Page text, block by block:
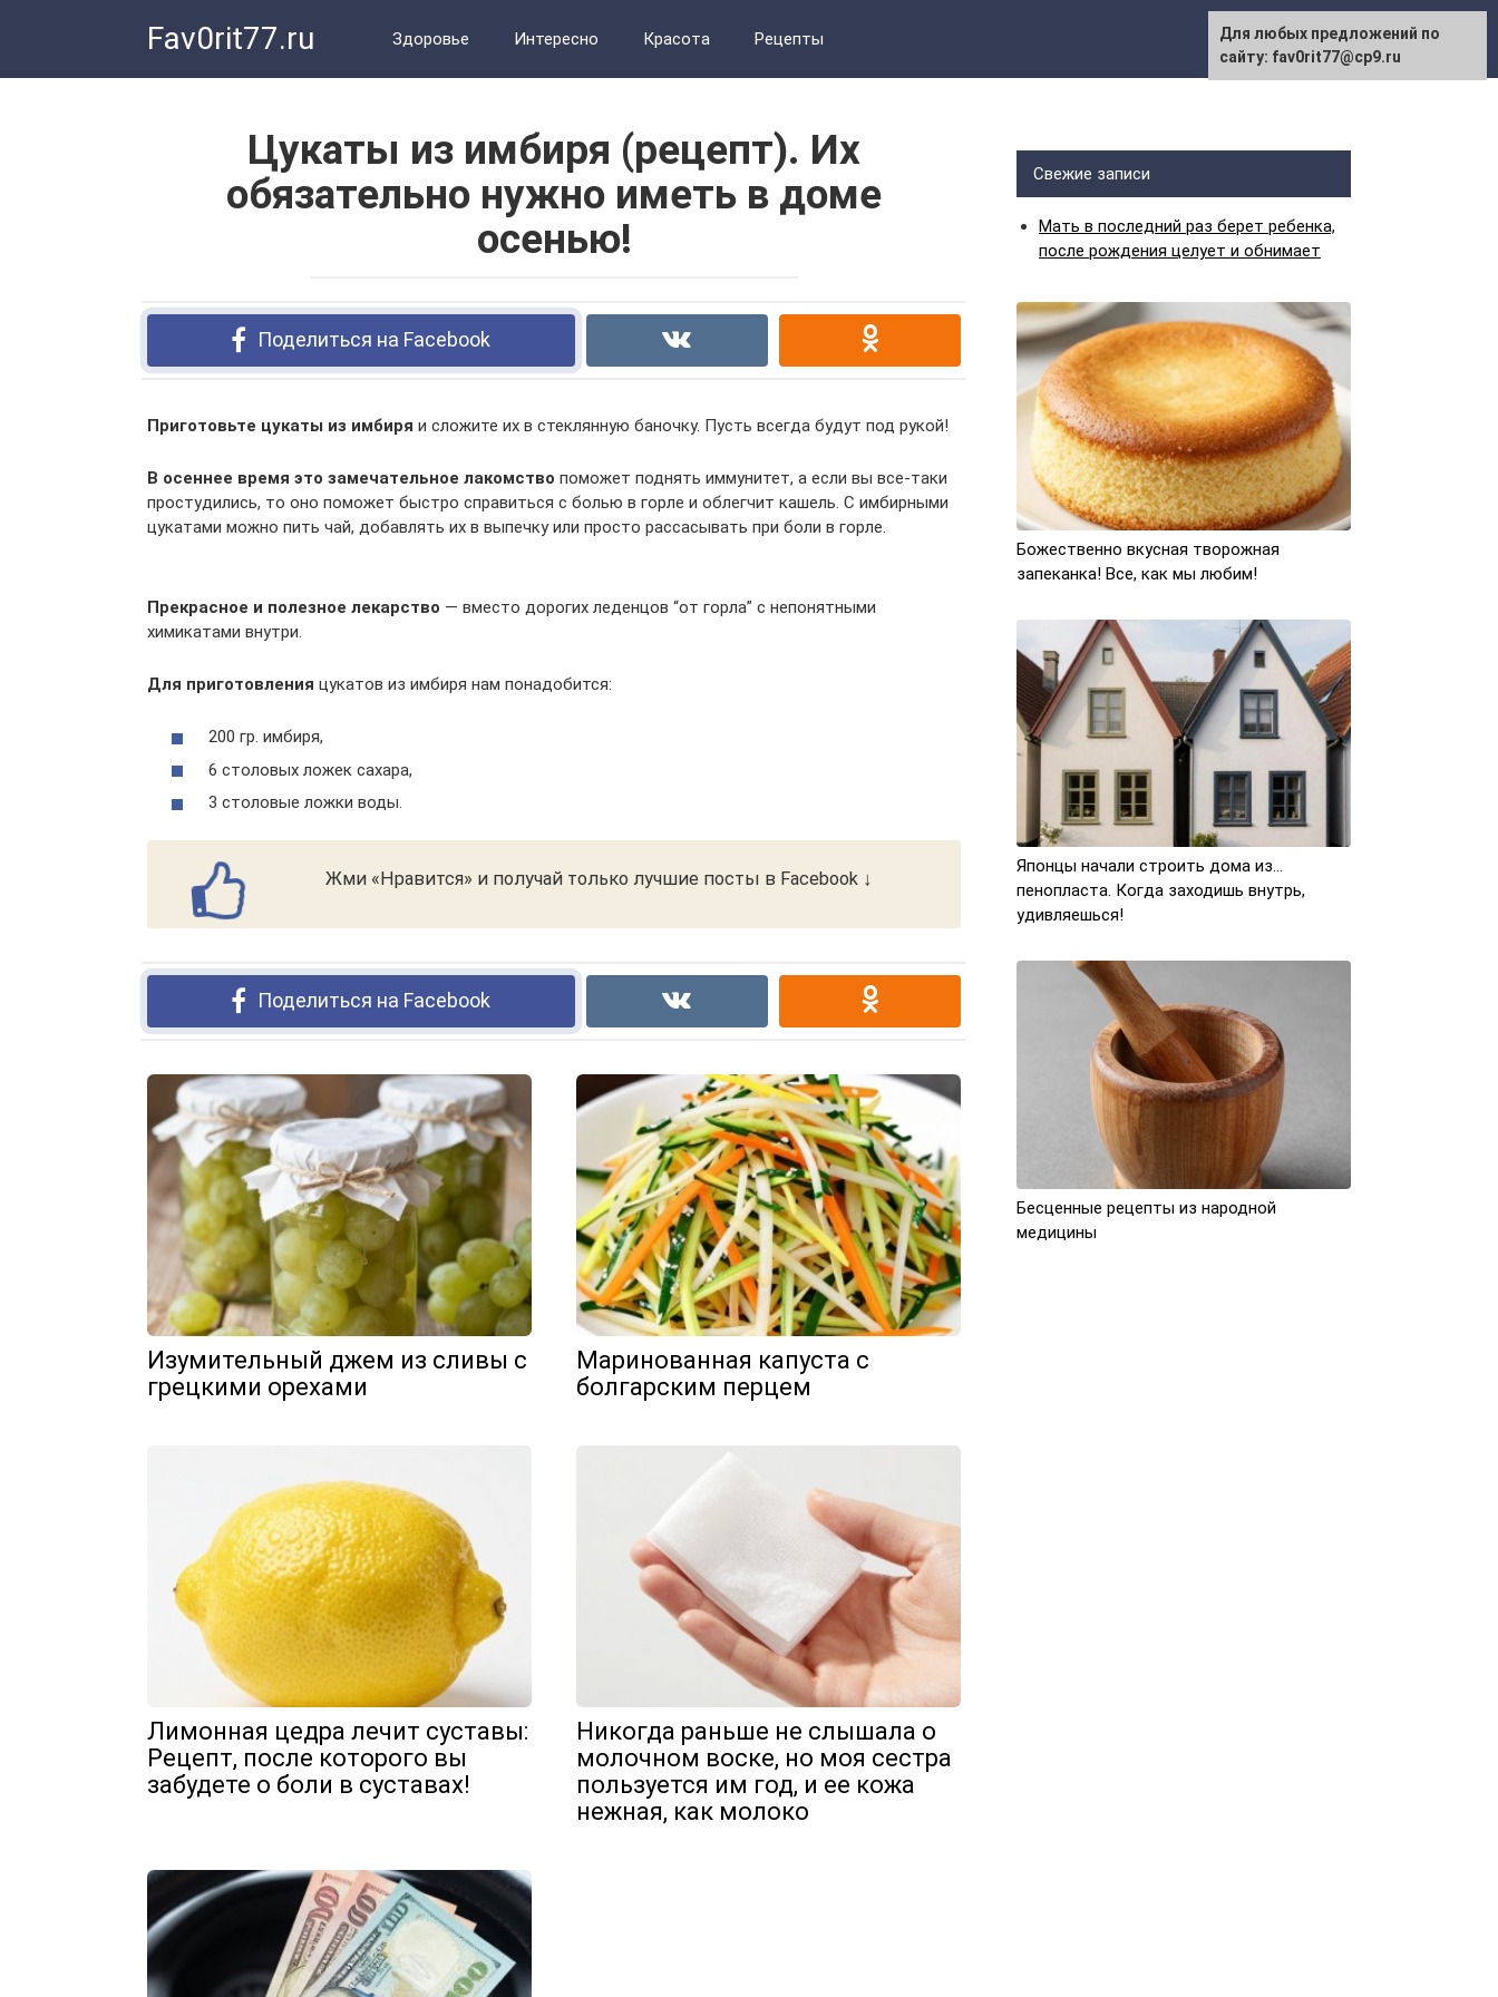
Fav0rit77.ru Здоровье Интересно Красота Рецепты
Цукаты из имбиря (рецепт). Их
обязательно нужно иметь в доме
осенью!
Поделиться на Facebook
Приготовьте цукаты из имбиря и сложите их в стеклянную баночку. Пусть всегда будут под рукой!
В осеннее время это замечательное лакомство поможет поднять иммунитет, а если вы все-таки
простудились, то оно поможет быстро справиться с болью в горле и облегчит кашель. С имбирными
цукатами можно пить чай, добавлять их в выпечку или просто рассасывать при боли в горле.
Прекрасное и полезное лекарство — вместо дорогих леденцов “от горла” с непонятными
химикатами внутри.
Для приготовления цукатов из имбиря нам понадобится:
200 гр. имбиря,
6 столовых ложек сахара,
3 столовые ложки воды.
Жми «Нравится» и получай только лучшие посты в Facebook ↓
Поделиться на Facebook
Изумительный джем из сливы с
грецкими орехами
Маринованная капуста с
болгарским перцем
Лимонная цедра лечит суставы:
Рецепт, после которого вы
забудете о боли в суставах!
Никогда раньше не слышала о
молочном воске, но моя сестра
пользуется им год, и ее кожа
нежная, как молоко
Свежие записи
Мать в последний раз берет ребенка,
после рождения целует и обнимает
Божественно вкусная творожная
запеканка! Все, как мы любим!
Японцы начали строить дома из…
пенопласта. Когда заходишь внутрь,
удивляешься!
Бесценные рецепты из народной
медицины
Для любых предложений по
сайту: fav0rit77@cp9.ru